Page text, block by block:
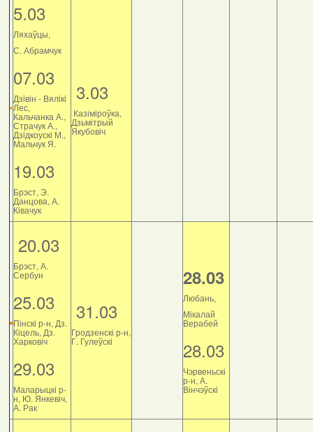
5.03
Ляхаўцы,
С. Абрамчук
07.03
Дзiвiн - Вялiкi
Лес,
Кальчанка А.,
Страчук А.,
Дзiдкоускi М.,
Мальчук Я.
19.03
Брэст, Э.
Данцова, А.
Ківачук
3.03
Казіміроўка,
Дзьмітрый
Якубовіч
20.03
Брэст, А.
Сербун
25.03
Пінскі р-н, Дз.
Кіцель, Дз.
Харковіч
29.03
Маларыцкі р-
н, Ю. Янкевіч,
А. Рак
31.03
Гродзенскі р-н,
Г. Гулеўскі
28.03
Любань,
Мікалай
Верабей
28.03
Чэрвеньскі
р-н, А.
Вінчэўскі